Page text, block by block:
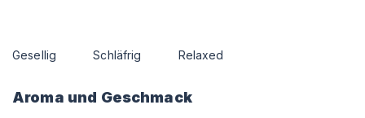
Gesellig Schläfrig Relaxed
Aroma und Geschmack